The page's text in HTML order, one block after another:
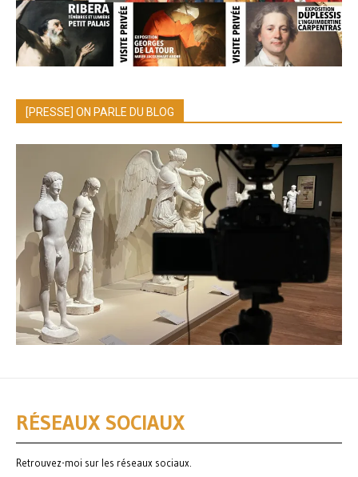
[PRESSE] ON PARLE DU BLOG
RÉSEAUX SOCIAUX
Retrouvez-moi sur les réseaux sociaux.